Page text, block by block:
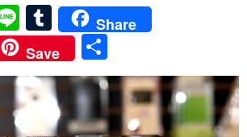
Li
n
e
T
u
m
bl
r
Share
Save
享